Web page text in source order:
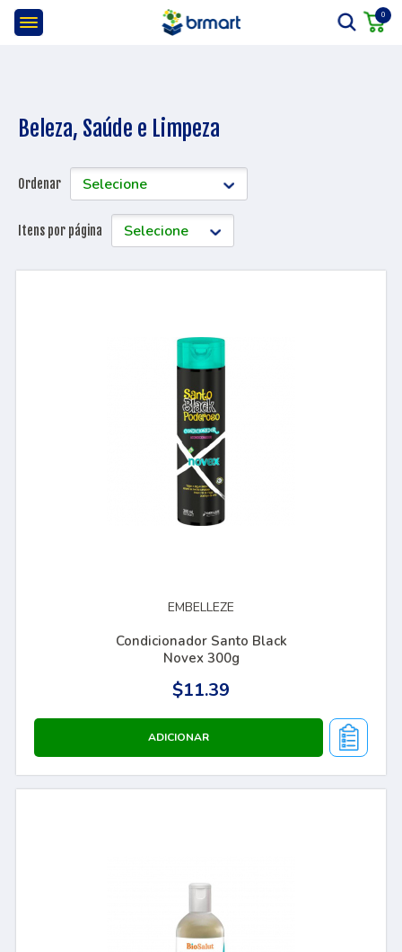
0
Beleza, Saúde e Limpeza
Ordenar
Itens por página
EMBELLEZE
Condicionador Santo Black
Novex 300g
$11.39